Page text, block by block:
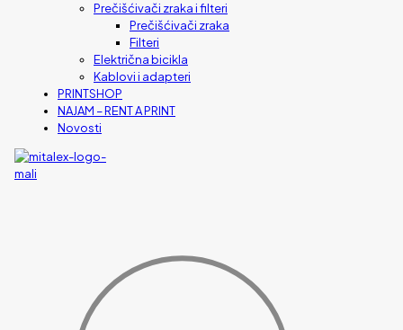
Prečišćivači zraka i filteri
Prečišćivači zraka
Filteri
Električna bicikla
Kablovi i adapteri
PRINTSHOP
NAJAM – RENT A PRINT
Novosti